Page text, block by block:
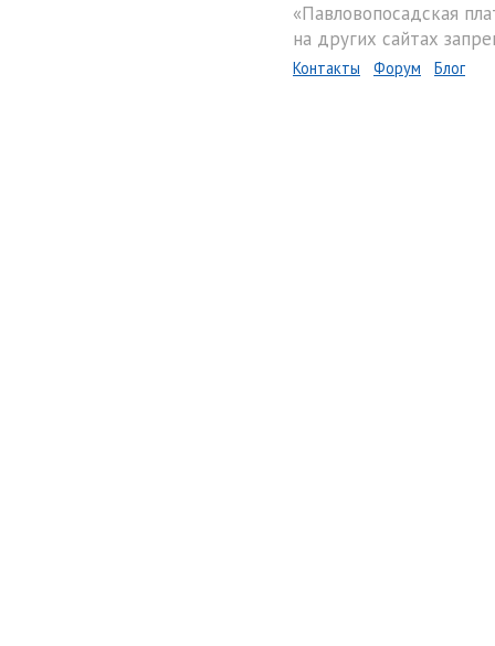
«Павловопосадская
на других сайтах
Контакты Форум Блог